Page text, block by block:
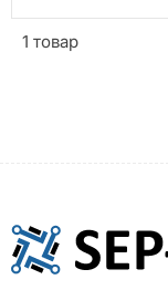
1 товар